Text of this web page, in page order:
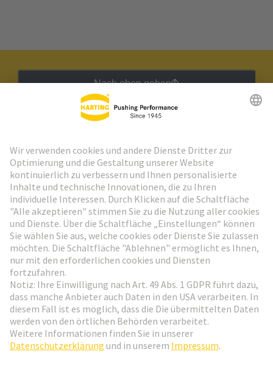
Nach oben gehen
Weiter zur Anmeldung
Social Media
Schweiz Deutsch